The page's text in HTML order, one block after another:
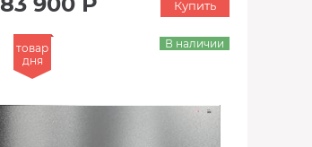
Купить
товар
дня
В наличии